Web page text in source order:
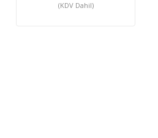
(KDV Dahil)